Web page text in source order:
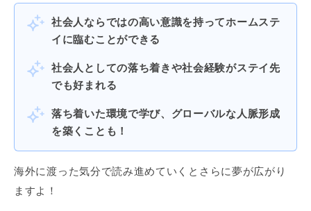
社会人ならではの高い意識を持ってホームステ
イに臨むことができる
社会人としての落ち着きや社会経験がステイ先
でも好まれる
落ち着いた環境で学び、グローバルな人脈形成
を築くことも！
海外に渡った気分で読み進めていくとさらに夢が広がり
ますよ！